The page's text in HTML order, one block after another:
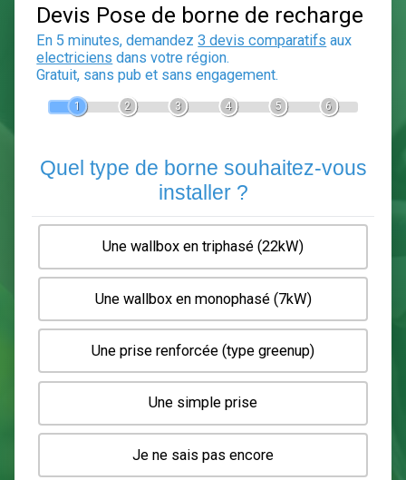
Devis Pose de borne de
En 5 minutes, demandez3 devis comparatifs
Gratuit, sans pub et sans engagement.
2 3 6
Quel type de borne souhaitez-
installer ?
Une wallbox en triphasé (22kW)
Une wallbox en monophasé (7kW)